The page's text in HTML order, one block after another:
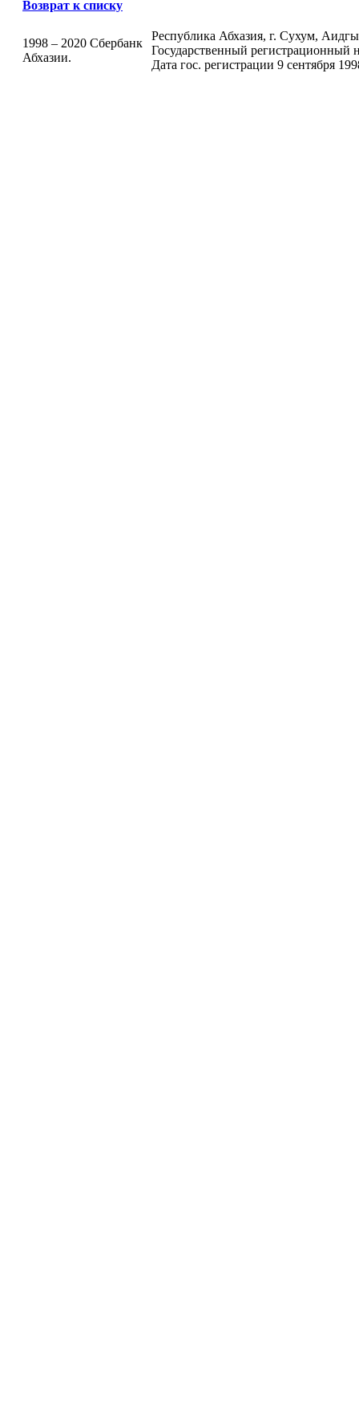
Возврат к списку
1998 – 2020 Сбербанк
Абхазии.
Республика Абхазия, г. Сухум,
Государственный регистрационный
Дата гос. регистрации 9 сентября